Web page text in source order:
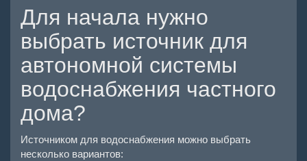
Для начала нужно
выбрать источник для
автономной системы
водоснабжения частного
дома?
Источником для водоснабжения можно выбрать
несколько вариантов: